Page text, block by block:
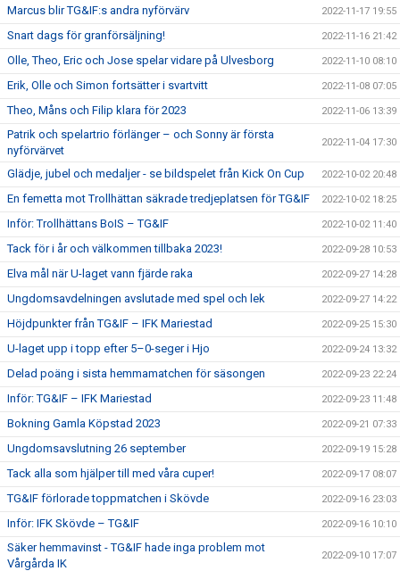
Marcus blir TG&IF:s andra nyförvärv 2022-11-17 19:55
Snart dags för granförsäljning! 2022-11-16 21:42
Olle, Theo, Eric och Jose spelar vidare på Ulvesborg 2022-11-10 08:10
Erik, Olle och Simon fortsätter i svartvitt 2022-11-08 07:05
Theo, Måns och Filip klara för 2023 2022-11-06 13:39
Patrik och spelartrio förlänger – och Sonny är första
nyförvärvet
2022-11-04 17:30
Glädje, jubel och medaljer - se bildspelet från Kick On Cup 2022-10-02 20:48
En femetta mot Trollhättan säkrade tredjeplatsen för TG&IF 2022-10-02 18:25
Inför: Trollhättans BoIS – TG&IF 2022-10-02 11:40
Tack för i år och välkommen tillbaka 2023! 2022-09-28 10:53
Elva mål när U-laget vann fjärde raka 2022-09-27 14:28
Ungdomsavdelningen avslutade med spel och lek 2022-09-27 14:22
Höjdpunkter från TG&IF – IFK Mariestad 2022-09-25 15:30
U-laget upp i topp efter 5–0-seger i Hjo 2022-09-24 13:32
Delad poäng i sista hemmamatchen för säsongen 2022-09-23 22:24
Inför: TG&IF – IFK Mariestad 2022-09-23 11:48
Bokning Gamla Köpstad 2023 2022-09-21 07:33
Ungdomsavslutning 26 september 2022-09-19 15:28
Tack alla som hjälper till med våra cuper! 2022-09-17 08:07
TG&IF förlorade toppmatchen i Skövde 2022-09-16 23:03
Inför: IFK Skövde – TG&IF 2022-09-16 10:10
Säker hemmavinst - TG&IF hade inga problem mot
Vårgårda IK
2022-09-10 17:07